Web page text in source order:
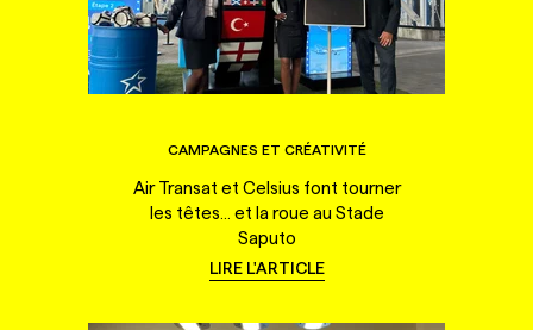
CAMPAGNES ET CRÉATIVITÉ
Air Transat et Celsius font tourner
les têtes... et la roue au Stade
Saputo
LIRE L'ARTICLE